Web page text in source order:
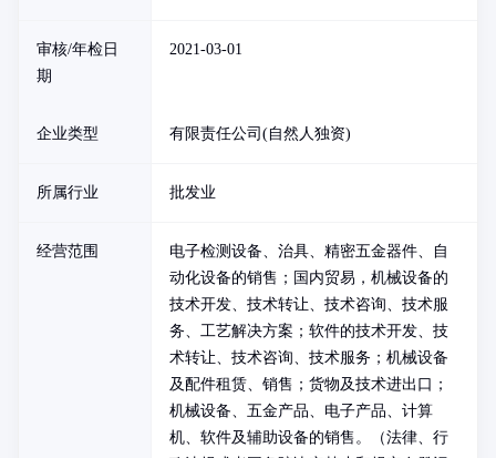
审核/年检日
期
2021-03-01
企业类型 有限责任公司(自然人独资)
所属行业 批发业
经营范围
电子检测设备、治具、精密五金器件、自
动化设备的销售；国内贸易，机械设备的
技术开发、技术转让、技术咨询、技术服
务、工艺解决方案；软件的技术开发、技
术转让、技术咨询、技术服务；机械设备
及配件租赁、销售；货物及技术进出口；
机械设备、五金产品、电子产品、计算
机、软件及辅助设备的销售。（法律、行